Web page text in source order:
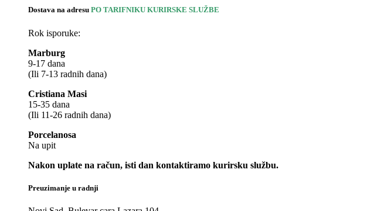
Dostava na adresu PO TARIFNIKU KURIRSKE SLUŽBE
Rok isporuke:
Marburg
9-17 dana
(Ili 7-13 radnih dana)
Cristiana Masi
15-35 dana
(Ili 11-26 radnih dana)
Porcelanosa
Na upit
Nakon uplate na račun, isti dan kontaktiramo kurirsku službu.
Preuzimanje u radnji